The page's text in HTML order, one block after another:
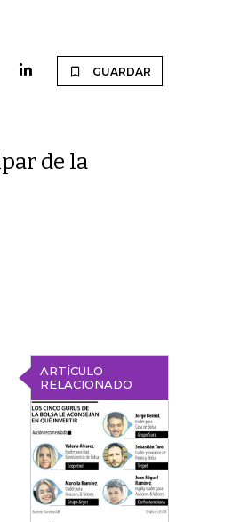
GUARDAR
de la
ARTÍCULO
RELACIONADO